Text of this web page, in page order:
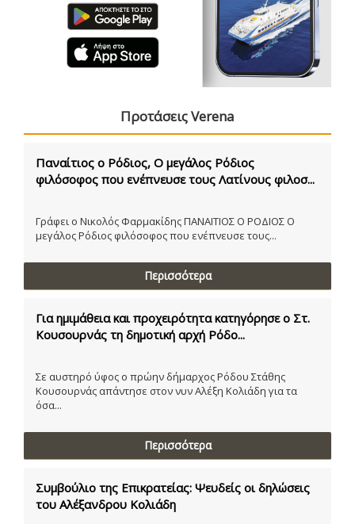
Προτάσεις Verena
Παναίτιος ο Ρόδιος, Ο μεγάλος Ρόδιος
φιλόσοφος που ενέπνευσε τους Λατίνους φιλοσ...
Γράφει ο Νικολός Φαρμακίδης ΠΑΝΑΙΤΙΟΣ Ο ΡΟΔΙΟΣ Ο
μεγάλος Ρόδιος φιλόσοφος που ενέπνευσε τους...
Περισσότερα
Για ημιμάθεια και προχειρότητα κατηγόρησε ο Στ.
Κουσουρνάς τη δημοτική αρχή Ρόδο...
Σε αυστηρό ύφος ο πρώην δήμαρχος Ρόδου Στάθης
Κουσουρνάς απάντησε στον νυν Αλέξη Κολιάδη για τα
όσα...
Περισσότερα
Συμβούλιο της Επικρατείας: Ψευδείς οι δηλώσεις
του Αλέξανδρου Κολιάδη